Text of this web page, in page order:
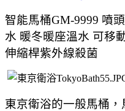
智能馬桶GM-9999 噴
水 暖冬暖座溫水 可移
伸縮桿紫外線殺菌
東京衛浴的一般馬桶